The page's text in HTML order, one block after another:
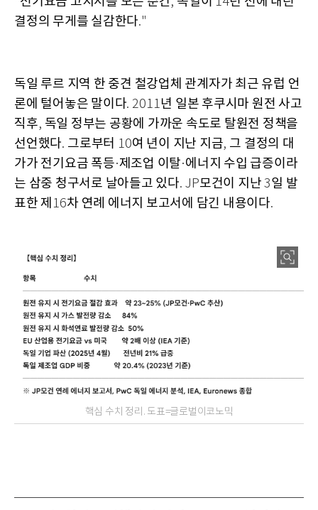
결정의 무게를 실감한다."
독일 루르 지역 한 중견 철강업체 관계자가 최근 유럽 언
론에 털어놓은 말이다. 2011년 일본 후쿠시마 원전 사고
직후, 독일 정부는 공황에 가까운 속도로 탈원전 정책을
선언했다. 그로부터 10여 년이 지난 지금, 그 결정의 대
가가 전기요금 폭등·제조업 이탈·에너지 수입 급증이라
는 삼중 청구서로 날아들고 있다. JP모건이 지난 3일 발
표한 제 16차 연례 에너지 보고서에 담긴 내용이다.
핵심 수치 정리. 도표=글로벌이코노믹